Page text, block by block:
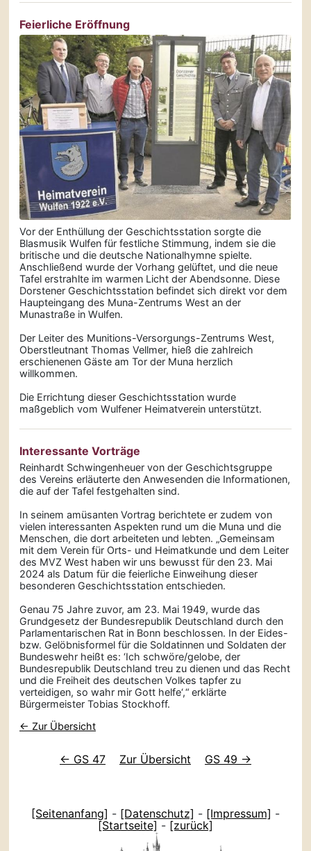
Feierliche Eröffnung
Vor der Enthüllung der Geschichtsstation sorgte die
Blasmusik Wulfen für festliche Stimmung, indem sie die
britische und die deutsche Nationalhymne spielte.
Anschließend wurde der Vorhang gelüftet, und die neue
Tafel erstrahlte im warmen Licht der Abendsonne. Diese
Dorstener Geschichtsstation befindet sich direkt vor dem
Haupteingang des Muna-Zentrums West an der
Munastraße in Wulfen.
Der Leiter des Munitions-Versorgungs-Zentrums West,
Oberstleutnant Thomas Vellmer, hieß die zahlreich
erschienenen Gäste am Tor der Muna herzlich
willkommen.
Die Errichtung dieser Geschichtsstation wurde
maßgeblich vom Wulfener Heimatverein unterstützt.
Interessante Vorträge
Reinhardt Schwingenheuer von der Geschichtsgruppe
des Vereins erläuterte den Anwesenden die Informationen,
die auf der Tafel festgehalten sind.
In seinem amüsanten Vortrag berichtete er zudem von
vielen interessanten Aspekten rund um die Muna und die
Menschen, die dort arbeiteten und lebten. „Gemeinsam
mit dem Verein für Orts- und Heimatkunde und dem Leiter
des MVZ West haben wir uns bewusst für den 23. Mai
2024 als Datum für die feierliche Einweihung dieser
besonderen Geschichtsstation entschieden.
Genau 75 Jahre zuvor, am 23. Mai 1949, wurde das
Grundgesetz der Bundesrepublik Deutschland durch den
Parlamentarischen Rat in Bonn beschlossen. In der Eides-
bzw. Gelöbnisformel für die Soldatinnen und Soldaten der
Bundeswehr heißt es: ‘Ich schwöre/gelobe, der
Bundesrepublik Deutschland treu zu dienen und das Recht
und die Freiheit des deutschen Volkes tapfer zu
verteidigen, so wahr mir Gott helfe‘,“ erklärte
Bürgermeister Tobias Stockhoff.
← Zur Übersicht
← GS 47 Zur Übersicht GS 49 →
[Seitenanfang] - [Datenschutz] - [Impressum] -
[Startseite] - [zurück]